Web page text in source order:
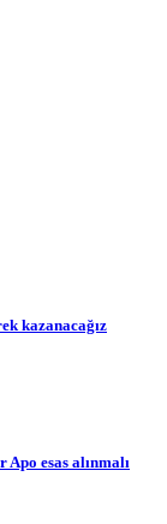
kazanacağız
esas alınmalı